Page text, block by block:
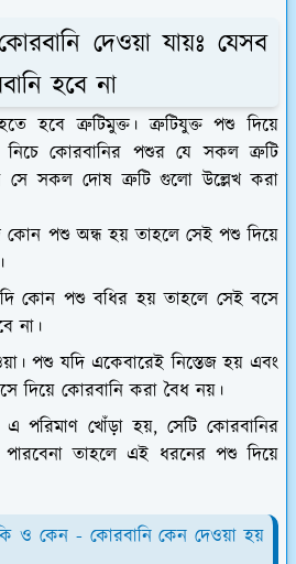
দেওয়া যায়ঃ যেসব
হবে না
হবে ত্রুটিমুক্ত। ত্রুটিযুক্ত পশু দিয়ে
কোরবানির পশুর যে সকল ত্রুটি
সে সকল দোষ ত্রুটি গুলো উল্লেখ করা
কোন পশু অন্ধ হয় তাহলে সেই পশু দিয়ে
কোন পশু বধির হয় তাহলে সেই বসে
না।
পশু যদি একেবারেই নিস্তেজ হয় এবং
দিয়ে কোরবানি করা বৈধ নয়।
পরিমাণ খোঁড়া হয়, সেটি কোরবানির
পারবেনা তাহলে এই ধরনের পশু দিয়ে
ও কেন - কোরবানি কেন দেওয়া হয়